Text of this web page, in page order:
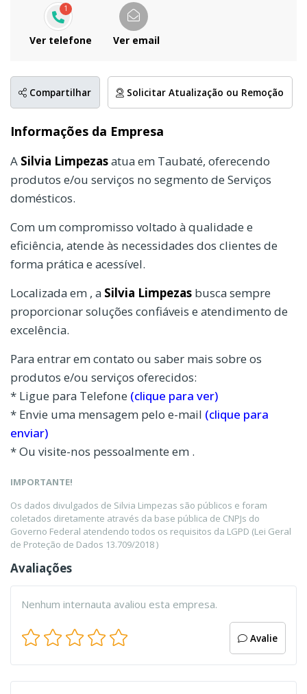
1
Ver telefone Ver email
Compartilhar Solicitar Atualização ou Remoção
Informações da Empresa
A Silvia Limpezasatua em Taubaté, oferecendo
produtos e/ou serviços no segmento de Serviços
domésticos.
Com um compromisso voltado à qualidade e
eficiência, atende às necessidades dos clientes de
forma prática e acessível.
Localizada em , a Silvia Limpezas busca sempre
proporcionar soluções confiáveis e atendimento de
excelência.
Para entrar em contato ou saber mais sobre os
produtos e/ou serviços oferecidos:
* Ligue para Telefone (clique para ver)
* Envie uma mensagem pelo e-mail (clique para
enviar)
* Ou visite-nos pessoalmente em .
IMPORTANTE!
Os dados divulgados de Silvia Limpezas são públicos e foram
coletados diretamente através da base pública de CNPJs do
Governo Federal atendendo todos os requisitos da LGPD (Lei Geral
de Proteção de Dados 13.709/2018 )
Avaliações
Nenhum internauta avaliou esta empresa.
Avalie